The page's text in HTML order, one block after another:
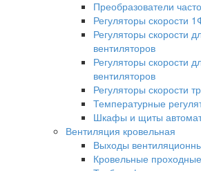
Преобразователи
Регуляторы скорости
Регуляторы скорости
вентиляторов
Регуляторы скорости
вентиляторов
Регуляторы скорости
Температурные
Шкафы и щиты
Вентиляция кровельная
Выходы
Кровельные